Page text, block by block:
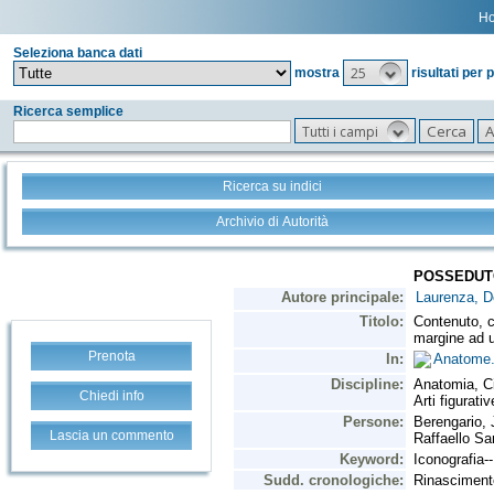
Seleziona banca dati
mostra
25 risultati per
Ricerca semplice
Tutti i campi
Ricerca su indici
Archivio di Autorità
Prenota
Chiedi info
Lascia un commento